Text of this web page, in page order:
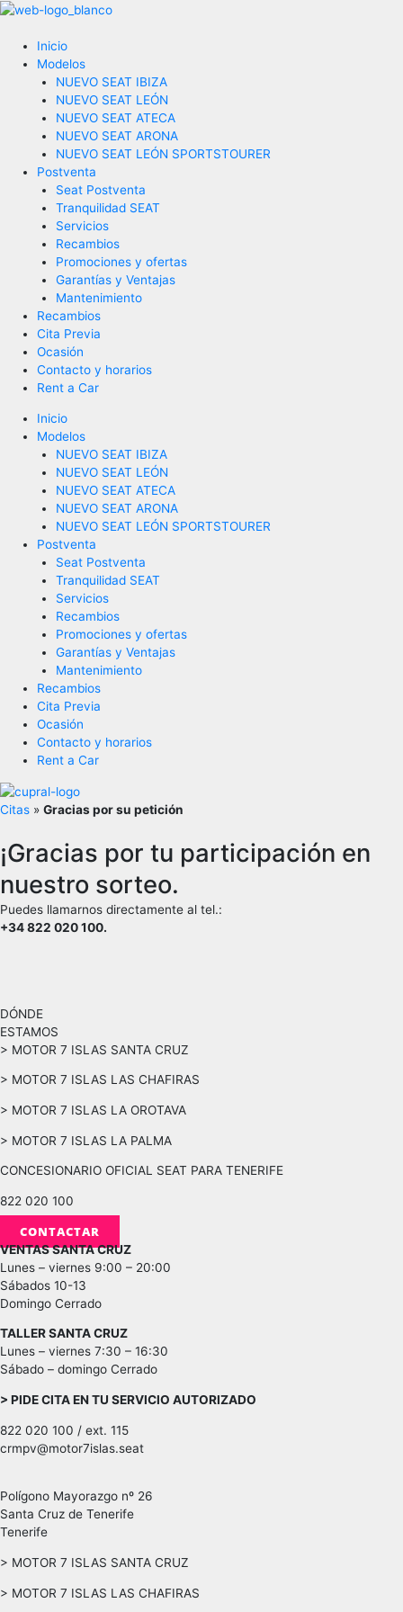
Ir
contenido
Inicio
Modelos
NUEVO SEAT IBIZA
NUEVO SEAT LEÓN
NUEVO SEAT ATECA
NUEVO SEAT ARONA
NUEVO SEAT LEÓN SPORTSTOURER
Postventa
Seat Postventa
Tranquilidad SEAT
Servicios
Recambios
Promociones y ofertas
Garantías y Ventajas
Mantenimiento
Recambios
Cita Previa
Ocasión
Contacto y horarios
Rent a Car
Inicio
Modelos
NUEVO SEAT IBIZA
NUEVO SEAT LEÓN
NUEVO SEAT ATECA
NUEVO SEAT ARONA
NUEVO SEAT LEÓN SPORTSTOURER
Postventa
Seat Postventa
Tranquilidad SEAT
Servicios
Recambios
Promociones y ofertas
Garantías y Ventajas
Mantenimiento
Recambios
Cita Previa
Ocasión
Contacto y horarios
Rent a Car
Citas » Gracias por su petición
¡Gracias por tu participación en
nuestro sorteo.
Puedes llamarnos directamente al tel.:
+34 822 020 100.
DÓNDE
ESTAMOS
> MOTOR 7 ISLAS SANTA CRUZ
> MOTOR 7 ISLAS LAS CHAFIRAS
> MOTOR 7 ISLAS LA OROTAVA
> MOTOR 7 ISLAS LA PALMA
CONCESIONARIO OFICIAL SEAT PARA TENERIFE
822 020 100
CONTACTAR
VENTAS SANTA CRUZ
Lunes – viernes 9:00 – 20:00
Sábados 10-13
Domingo Cerrado
TALLER SANTA CRUZ
Lunes – viernes 7:30 – 16:30
Sábado – domingo Cerrado
> PIDE CITA EN TU SERVICIO AUTORIZADO
822 020 100 / ext. 115
crmpv@motor7islas.seat
Polígono Mayorazgo nº 26
Santa Cruz de Tenerife
Tenerife
> MOTOR 7 ISLAS SANTA CRUZ
> MOTOR 7 ISLAS LAS CHAFIRAS